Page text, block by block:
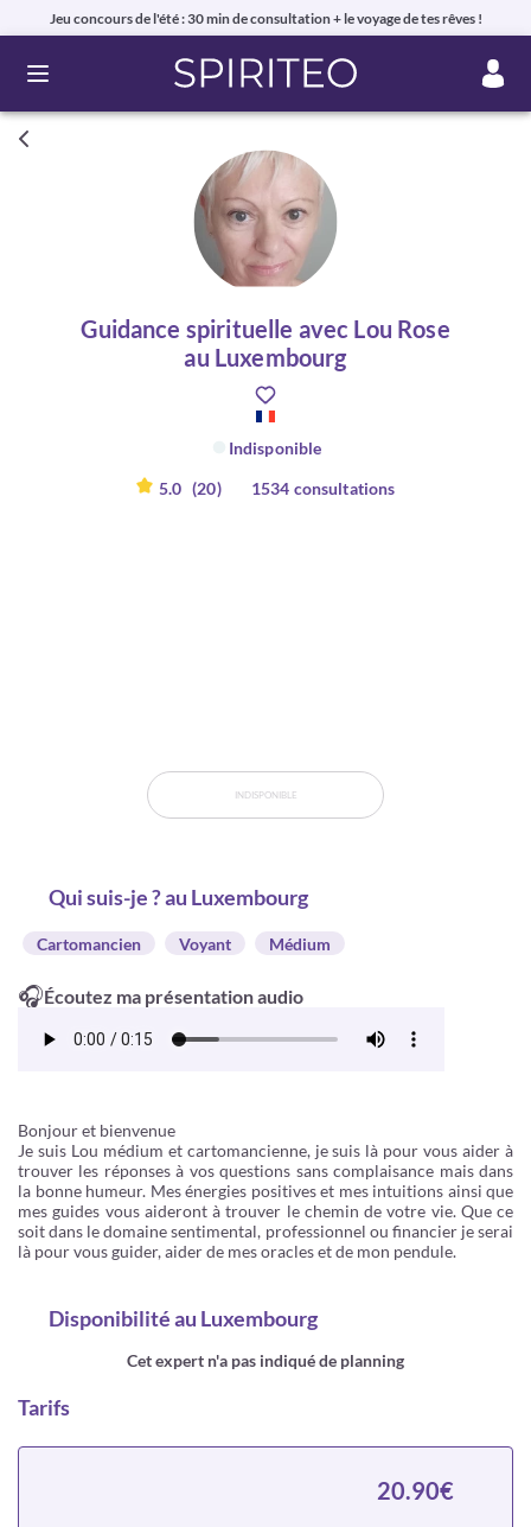
Jeu concours de l'été : 30 min de consultation + le voyage de tes rêves !
Ouvrir le menu
Guidance spirituelle avec Lou Rose
au Luxembourg
Indisponible
5.0 (20) 1534 consultations
INDISPONIBLE
Qui suis-je ? au Luxembourg
Cartomancien Voyant Médium
🎧Écoutez ma présentation audio
Bonjour et bienvenue
Je suis Lou médium et cartomancienne, je suis là pour vous aider à
trouver les réponses à vos questions sans complaisance mais dans
la bonne humeur. Mes énergies positives et mes intuitions ainsi que
mes guides vous aideront à trouver le chemin de votre vie. Que ce
soit dans le domaine sentimental, professionnel ou financier je serai
là pour vous guider, aider de mes oracles et de mon pendule.
Disponibilitéau Luxembourg
Cet expert n'a pas indiqué de planning
Tarifs
20.90€